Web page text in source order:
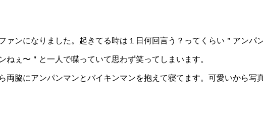
ァンになりました。起きてる時は１日何回言う？ってくらい＂アンパ
ぇ〜＂と一人で喋っていて思わず笑ってしまいます。
両脇にアンパンマンとバイキンマンを抱えて寝てます。可愛いから写